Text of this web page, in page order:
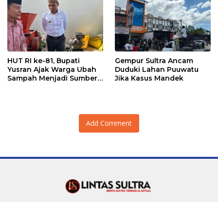
Kerakyatan
HUT RI ke-81, Bupati
Yusran Ajak Warga Ubah
Sampah Menjadi Sumber
Gempur Sultra Ancam
Duduki Lahan Puuwatu
Jika Kasus Mandek
Add Comment